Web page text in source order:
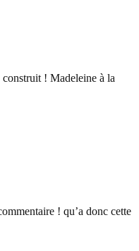
! Madeleine à la
! qu’a donc cette